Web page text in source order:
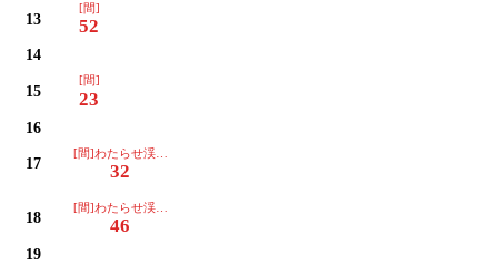
13
[間]
52
14
15
[間]
23
16
17
[間]わたらせ渓谷イルミネーション
32
18
[間]わたらせ渓谷イルミネーション
46
19